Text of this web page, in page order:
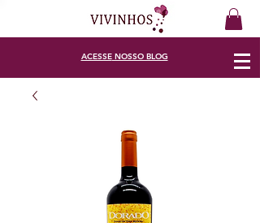
ACESSENOSSO BLOG